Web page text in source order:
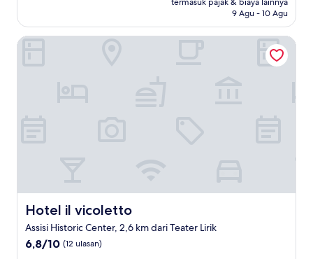
ulasan)
9 Agu - 10 Agu
Hotel il vicoletto
Hotel il vicoletto
Assisi Historic Center, 2,6 km dari Teater Lirik
6.8
6,8/10 (12 ulasan)
Hotel il vicoletto